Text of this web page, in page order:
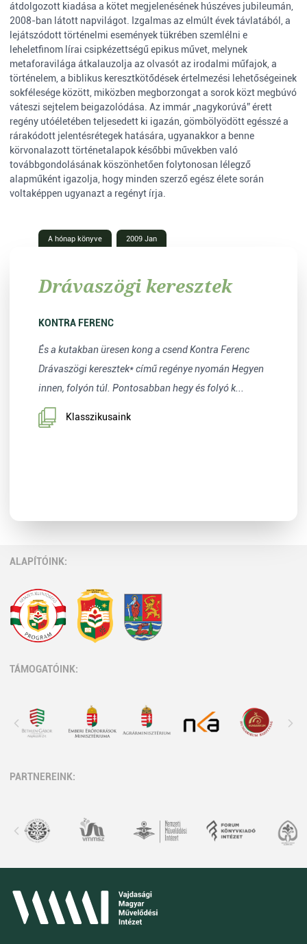
átdolgozott kiadása a kötet megjelenésének húszéves jubileumán,
2008-ban látott napvilágot. Izgalmas az elmúlt évek távlatából, a
lejátszódott történelmi események tükrében szemlélni e
leheletfinom lírai csipkézettségű epikus művet, melynek
metaforavilága átkalauzolja az olvasót az irodalmi műfajok, a
történelem, a biblikus keresztkötődések értelmezési lehetőségeinek
sokfélesége között, miközben megborzongat a sorok közt megbúvó
váteszi sejtelem beigazolódása. Az immár „nagykorúvá” érett
regény utóéletében teljesedett ki igazán, gömbölyödött egésszé a
rárakódott jelentésrétegek hatására, ugyanakkor a benne
körvonalazott történetalapok későbbi művekben való
továbbgondolásának köszönhetően folytonosan lélegző
alapműként igazolja, hogy minden szerző egész élete során
voltaképpen ugyanazt a regényt írja.
A hónap könyve 2009 Jan
Drávaszögi keresztek
KONTRA FERENC
És a kutakban üresen kong a csend Kontra Ferenc
Drávaszögi keresztek* című regénye nyomán Hegyen
innen, folyón túl. Pontosabban hegy és folyó k...
Klasszikusaink
ALAPÍTÓINK:
TÁMOGATÓINK:
PARTNEREINK: